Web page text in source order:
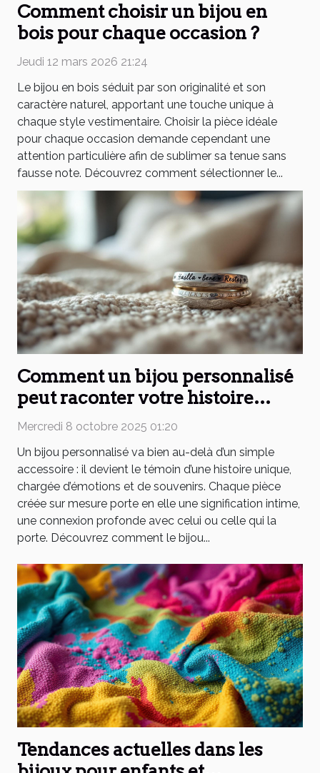
Comment choisir un bijou en
bois pour chaque occasion ?
Jeudi 12 mars 2026 21:24
Le bijou en bois séduit par son originalité et son
caractère naturel, apportant une touche unique à
chaque style vestimentaire. Choisir la pièce idéale
pour chaque occasion demande cependant une
attention particulière afin de sublimer sa tenue sans
fausse note. Découvrez comment sélectionner le...
Comment un bijou personnalisé
peut raconter votre histoire
personnelle ?
Mercredi 8 octobre 2025 01:20
Un bijou personnalisé va bien au-delà d’un simple
accessoire : il devient le témoin d’une histoire unique,
chargée d’émotions et de souvenirs. Chaque pièce
créée sur mesure porte en elle une signification intime,
une connexion profonde avec celui ou celle qui la
porte. Découvrez comment le bijou...
Tendances actuelles dans les